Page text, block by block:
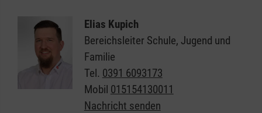
Elias Kupich
Bereichsleiter Schule, Jugend und
Familie
Tel. 0391 6093173
Mobil 015154130011
Nachricht senden